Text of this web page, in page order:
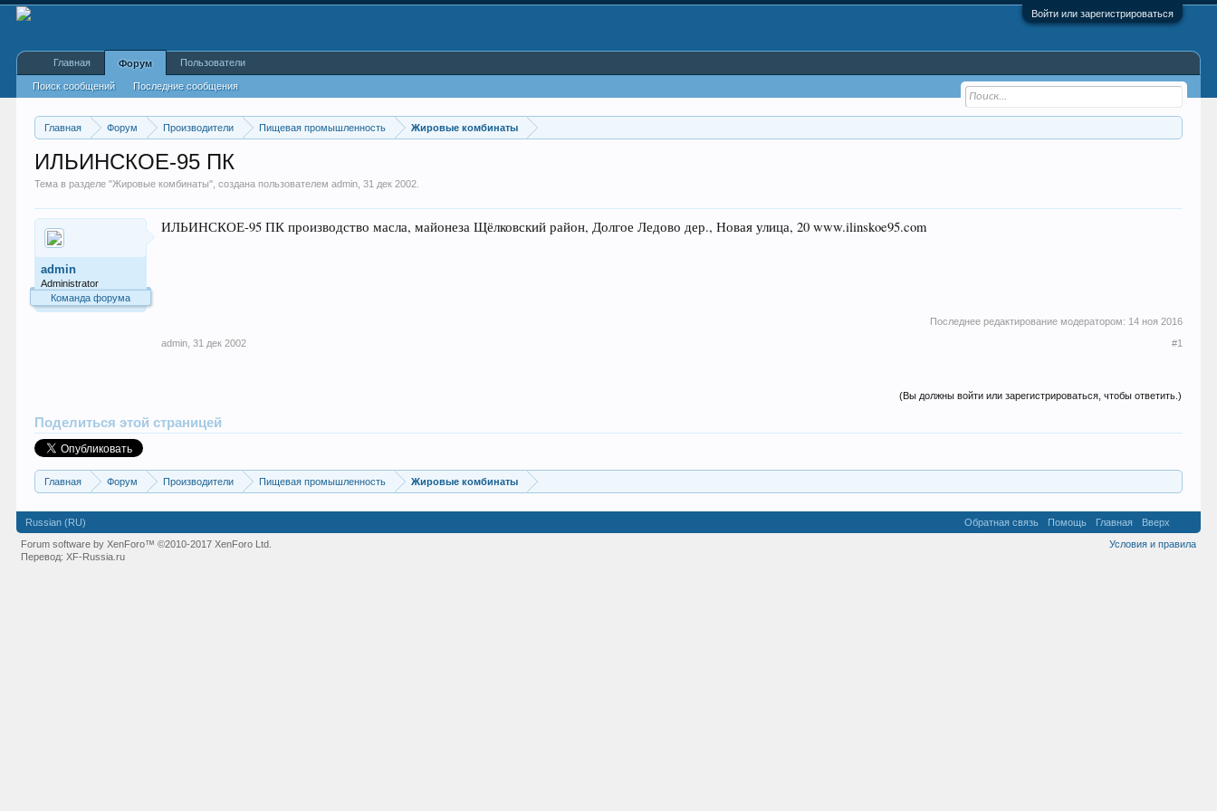
Войти или зарегистрироваться
Главная Форум Производители Пищевая промышленность Жировые комбинаты
ИЛЬИНСКОЕ-95 ПК
Тема в разделе "Жировые комбинаты", создана пользователемadmin ,31 дек 2002
admin
Administrator
Команда форума
ИЛЬИНСКОЕ-95 ПК производство масла, майонеза Щёлковский район, Долгое Ледово дер., Новая улица, 20 www.ilinskoe95.com
Последнее редактирование модератором: 14 ноя 2016
admin 31 дек 2002 #1
(Вы должны войти или зарегистрироваться, чтобы ответить.)
Поделиться этой страницей
Главная Форум Производители Пищевая промышленность Жировые комбинаты
Главная Форум
Поиск сообщений Последние сообщения
Пользователи
Russian (RU) Обратная связь Помощь Главная
Вверх
Условия и правила
Forum software by XenForo™©2010-2017 XenForo Ltd.
Перевод:XF-Russia.ru